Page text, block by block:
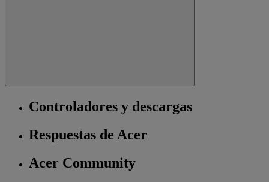
Controladores y descargas
Respuestas de Acer
Acer Community